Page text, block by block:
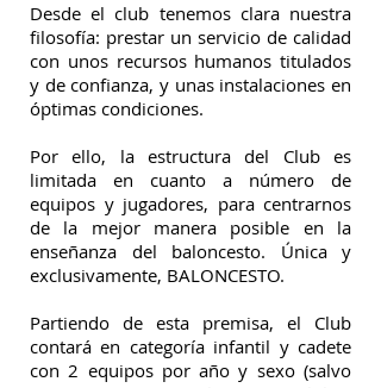
Desde el club tenemos clara nuestra
filosofía: prestar un servicio de calidad
con unos recursos humanos titulados
y de confianza, y unas instalaciones en
óptimas condiciones.
Por ello, la estructura del Club es
limitada en cuanto a número de
equipos y jugadores, para centrarnos
de la mejor manera posible en la
enseñanza del baloncesto. Única y
exclusivamente, BALONCESTO.
Partiendo de esta premisa, el Club
contará en categoría infantil y cadete
con 2 equipos por año y sexo (salvo